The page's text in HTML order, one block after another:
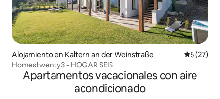
Alojamiento en Kaltern an der Weinstraße
5 (27)
Homestwenty3 - HOGAR SEIS
Apartamentos vacacionales con aire
acondicionado